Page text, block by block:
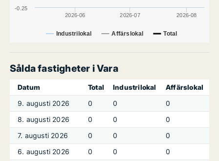
Industrilokal Affärslokal Total
2026-06 2026-07 2026-08
-0.25
Sålda fastigheter i Vara
Datum Total Industrilokal
Affärslokal
9. augusti 2026
0 0
0
8. augusti 2026
0 0
0
7. augusti 2026
0 0
0
6. augusti 2026
0 0
0